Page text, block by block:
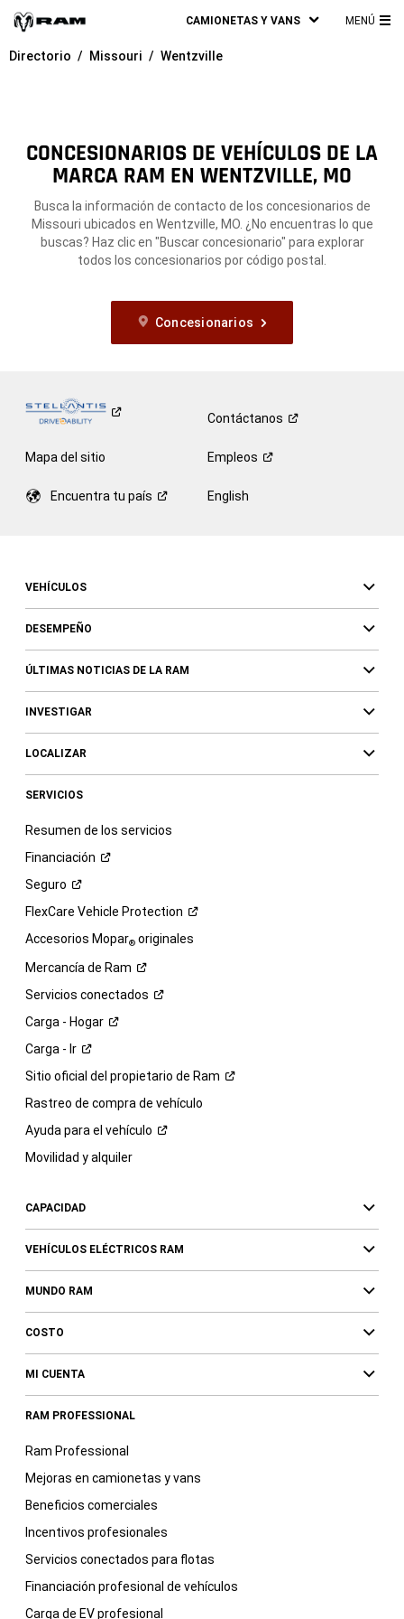
CAMIONETAS Y VANS MENÚ
Directorio Missouri Wentzville
CONCESIONARIOS DE VEHÍCULOS DE LA
MARCA RAM EN WENTZVILLE, MO
Busca la información de contacto de los concesionarios de
Missouri ubicados en Wentzville, MO. ¿No encuentras lo que
buscas? Haz clic en "Buscar concesionario" para explorar
todos los concesionarios por código postal.
Concesionarios
Contáctanos
Mapa del sitio Empleos
Encuentra tu país English
VEHÍCULOS
DESEMPEÑO
ÚLTIMAS NOTICIAS DE LA RAM
INVESTIGAR
LOCALIZAR
SERVICIOS
Resumen de los servicios
Financiación
Seguro
FlexCare Vehicle Protection
Accesorios Mopar®originales
Mercancía de Ram
Servicios conectados
Carga - Hogar
Carga - Ir
Sitio oficial del propietario de Ram
Rastreo de compra de vehículo
Ayuda para el vehículo
Movilidad y alquiler
CAPACIDAD
VEHÍCULOS ELÉCTRICOS RAM
MUNDO RAM
COSTO
MI CUENTA
RAM PROFESSIONAL
Ram Professional
Mejoras en camionetas y vans
Beneficios comerciales
Incentivos profesionales
Servicios conectados para flotas
Financiación profesional de vehículos
Carga de EV profesional